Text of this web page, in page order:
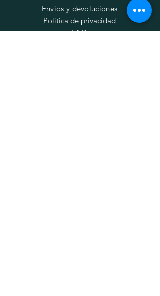
Envíos y devoluciones
Política de privacidad
FAQ